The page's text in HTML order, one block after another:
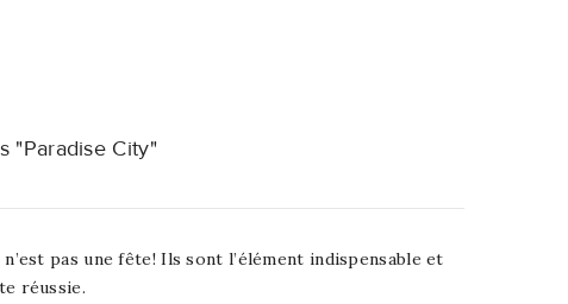
"Paradise City"
pas une fête! Ils sont l’élément indispensable et
réussie.